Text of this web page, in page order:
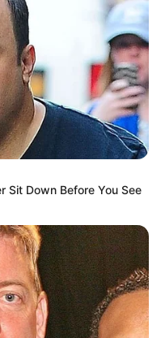
Sit Down Before You See